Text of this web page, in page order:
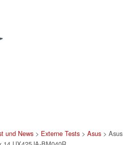
und News> Externe Tests> Asus> Asus